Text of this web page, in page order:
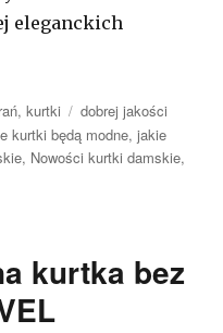
eleganckich
,kurtki Tagi
dobrej jakości
kurtki będą modne,jakie
, Nowości kurtki damskie,
kurtka bez